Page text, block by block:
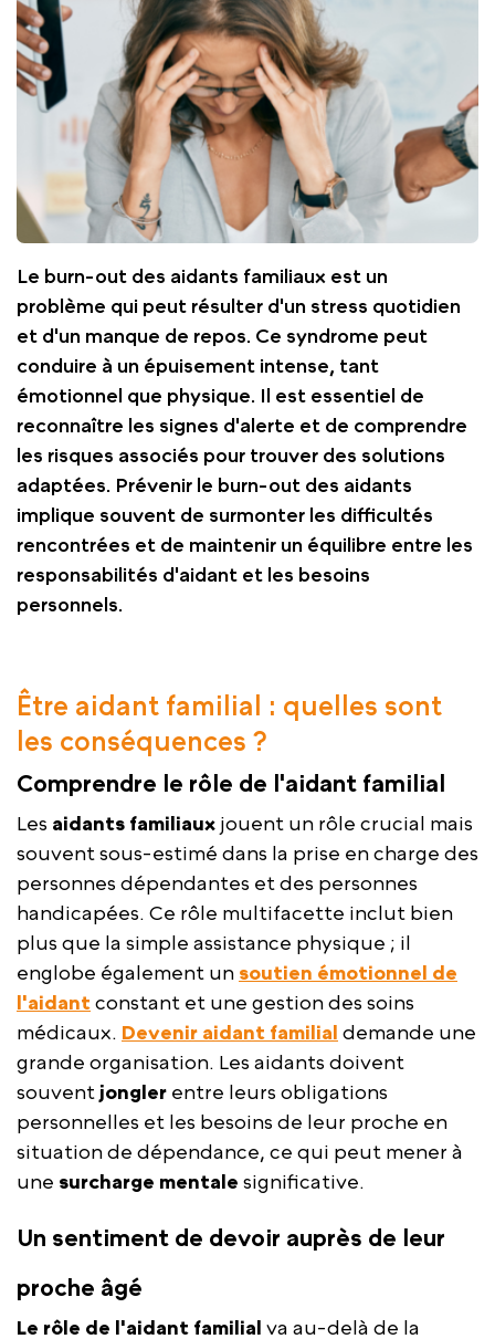
Le burn-out des aidants familiaux est un
problème qui peut résulter d'un stress quotidien
et d'un manque de repos. Ce syndrome peut
conduire à un épuisement intense, tant
émotionnel que physique. Il est essentiel de
reconnaître les signes d'alerte et de comprendre
les risques associés pour trouver des solutions
adaptées. Prévenir le burn-out des aidants
implique souvent de surmonter les difficultés
rencontrées et de maintenir un équilibre entre les
responsabilités d'aidant et les besoins
personnels.
Être aidant familial : quelles sont
les conséquences ?
Comprendre le rôle de l'aidant familial
Les aidants familiaux jouent un rôle crucial mais
souvent sous-estimé dans la prise en charge des
personnes dépendantes et des personnes
handicapées. Ce rôle multifacette inclut bien
plus que la simple assistance physique ; il
englobe également un soutien émotionnel de
l'aidantconstant et une gestion des soins
médicaux. Devenir aidant familial demande une
grande organisation. Les aidants doivent
souventjongler entre leurs obligations
personnelles et les besoins de leur proche en
situation de dépendance, ce qui peut mener à
une surcharge mentale significative.
Un sentiment de devoir auprès de leur
proche âgé
Le rôle de l'aidant familial va au-delà de la